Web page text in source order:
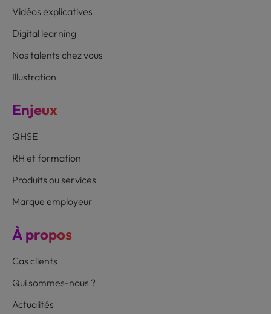
Vidéos explicatives
Digital learning
Nos talents chez vous
Illustration
Enjeux
QHSE
RH et formation
Produits ou services
Marque employeur
À propos
Cas clients
Qui sommes-nous ?
Actualités